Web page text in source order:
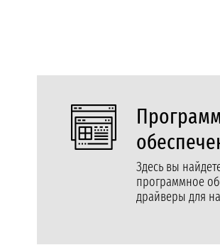
Здесь вы
программное
драйверы для